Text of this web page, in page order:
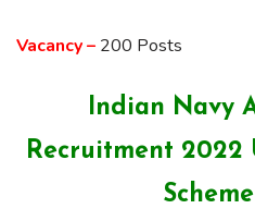
Vacancy – 200 Posts
Indian Navy
Recruitment 2022